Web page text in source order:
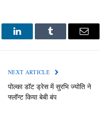
LinkedInTumblr Email
NEXT ARTICLE
पोल्का डॉट ड्रेस में सुरभि ज्योति ने
फ्लॉन्ट किया बेबी बंप